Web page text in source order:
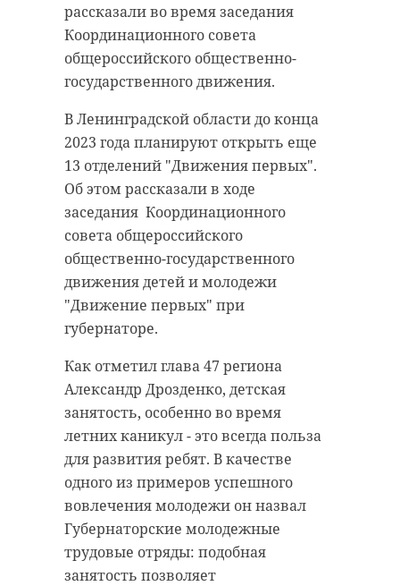
рассказали во время заседания
Координационного совета
общероссийского общественно-
государственного движения.
В Ленинградской области до конца
2023 года планируют открыть еще
13 отделений "Движения первых".
Об этом рассказали в ходе
заседания Координационного
совета общероссийского
общественно-государственного
движения детей и молодежи
"Движение первых" при
губернаторе.
Как отметил глава 47 региона
Александр Дрозденко, детская
занятость, особенно во время
летних каникул - это всегда польза
для развития ребят. В качестве
одного из примеров успешного
вовлечения молодежи он назвал
Губернаторские молодежные
трудовые отряды: подобная
занятость позволяет